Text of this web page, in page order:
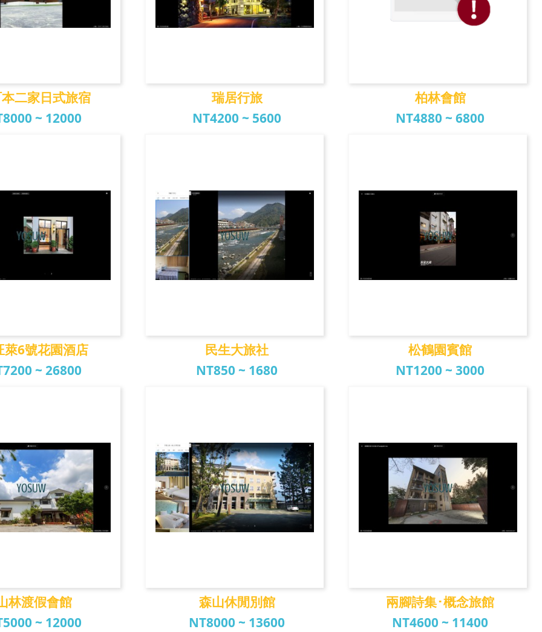
二家日式旅宿
~ 12000
瑞居行旅
NT4200 ~ 5600
柏林會館
NT4880 ~ 6800
萊6號花園酒店
~ 26800
民生大旅社
NT850 ~ 1680
松鶴園賓館
NT1200 ~ 3000
林渡假會館
~ 12000
森山休閒別館
NT8000 ~ 13600
兩腳詩集･概念旅館
NT4600 ~ 11400